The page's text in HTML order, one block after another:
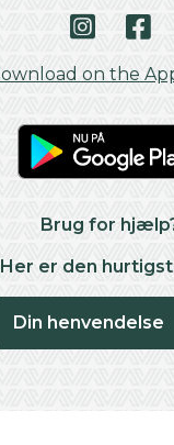
Brug for
Her er den
Din henvendelse